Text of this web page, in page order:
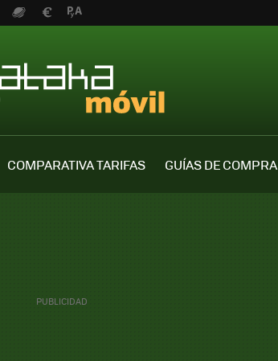
COMPARATIVA TARIFAS
GUÍAS DE COMPRA